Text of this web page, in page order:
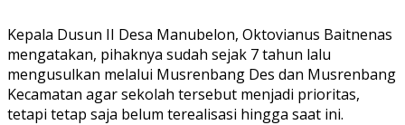
Kepala Dusun II Desa Manubelon, Oktovianus Baitnenas
mengatakan, pihaknya sudah sejak 7 tahun lalu
mengusulkan melalui Musrenbang Des dan Musrenbang
Kecamatan agar sekolah tersebut menjadi prioritas,
tetapi tetap saja belum terealisasi hingga saat ini.